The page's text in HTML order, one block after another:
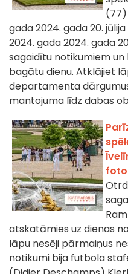
(77)
gada 2024. gada 20.
2024. gada 2024. gada
sagaidītu notikumiem
bagātu dienu. Atklājiet
departamenta
mantojuma līdz dabas
atskatāmies uz dienas
lāpu nesēji pārmaiņus
notikumi bija futbola